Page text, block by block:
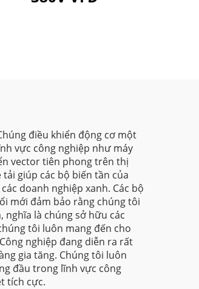
điều khiển động cơ một
vực công nghiệp như máy
vector tiên phong trên thị
giúp các bộ biến tần của
doanh nghiệp xanh. Các bộ
mới đảm bảo rằng chúng tôi
là chúng sở hữu các
tôi luôn mang đến cho
nghiệp đang diễn ra rất
gia tăng. Chúng tôi luôn
đầu trong lĩnh vực công
tích cực.